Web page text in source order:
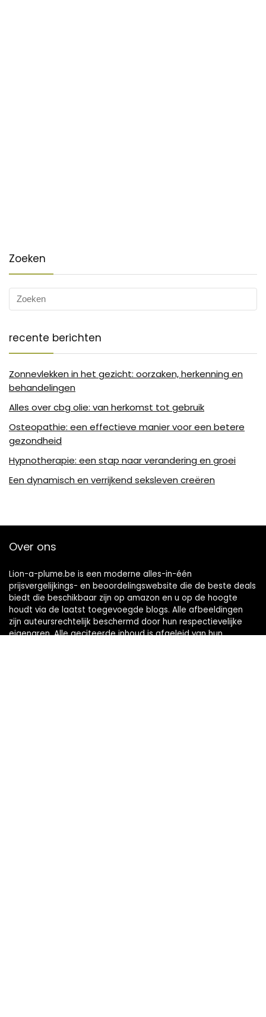
Zoeken
recente berichten
Zonnevlekken in het gezicht: oorzaken, herkenning en
behandelingen
Alles over cbg olie: van herkomst tot gebruik
Osteopathie: een effectieve manier voor een betere
gezondheid
Hypnotherapie: een stap naar verandering en groei
Een dynamisch en verrijkend seksleven creëren
Over ons
Lion-a-plume.be is een moderne alles-in-één
prijsvergelijkings- en beoordelingswebsite die de beste deals
biedt die beschikbaar zijn op amazon en u op de hoogte
houdt via de laatst toegevoegde blogs. Alle afbeeldingen
zijn auteursrechtelijk beschermd door hun respectievelijke
eigenaren. Alle geciteerde inhoud is afgeleid van hun